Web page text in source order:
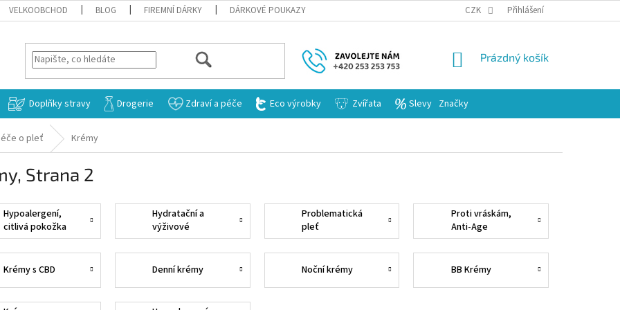
VELKOOBCHOD BLOG FIREMNÍ DÁRKY DÁRKOVÉ POUKAZY CZK Přihlášení
HLEDAT
NÁKUPNÍ
Prázdný košík
Doplňky stravy Drogerie Zdraví a péče Eco výrobky Zvířata Slevy Značky
o pleť Krémy
, Strana 2
Hypoalergení,
citlivá pokožka
Hydratační a
výživové
Problematická
pleť
Proti vráskám,
Anti-Age
Krémy s CBD Denní krémy Noční krémy BB Krémy